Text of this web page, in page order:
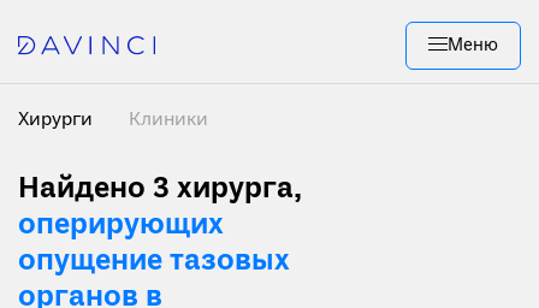
Меню
Хирурги Клиники
Найдено 3 хирурга,
оперирующих
опущение тазовых
органов в